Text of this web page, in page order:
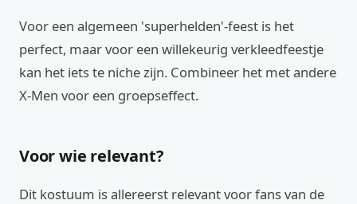
Voor een algemeen 'superhelden'-feest is het
perfect, maar voor een willekeurig verkleedfeestje
kan het iets te niche zijn. Combineer het met andere
X-Men voor een groepseffect.
Voor wie relevant?
Dit kostuum is allereerst relevant voor fans van de